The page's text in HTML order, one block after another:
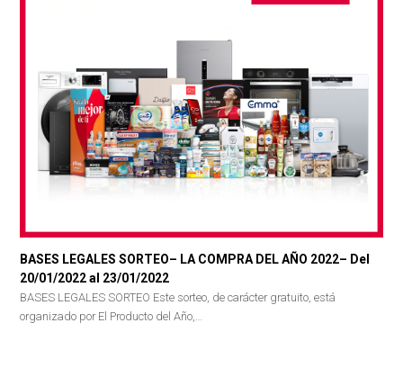
BASES LEGALES SORTEO– LA COMPRA DEL AÑO 2022– Del
20/01/2022 al 23/01/2022
BASES LEGALES SORTEO Este sorteo, de carácter gratuito, está
organizado por El Producto del Año,…